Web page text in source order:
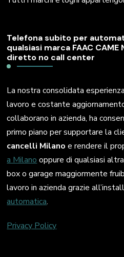
Telefona subito per
qualsiasi marca FAAC
diretto no call center
La nostra consolidata
lavoro e costante
collaborano in azienda, ha
primo piano per supportare la
cancelli Milano e rendere il
a Milano oppure di qualsiasi
box o garage maggiormente
lavoro in azienda grazie
automatica.
Privacy Policy